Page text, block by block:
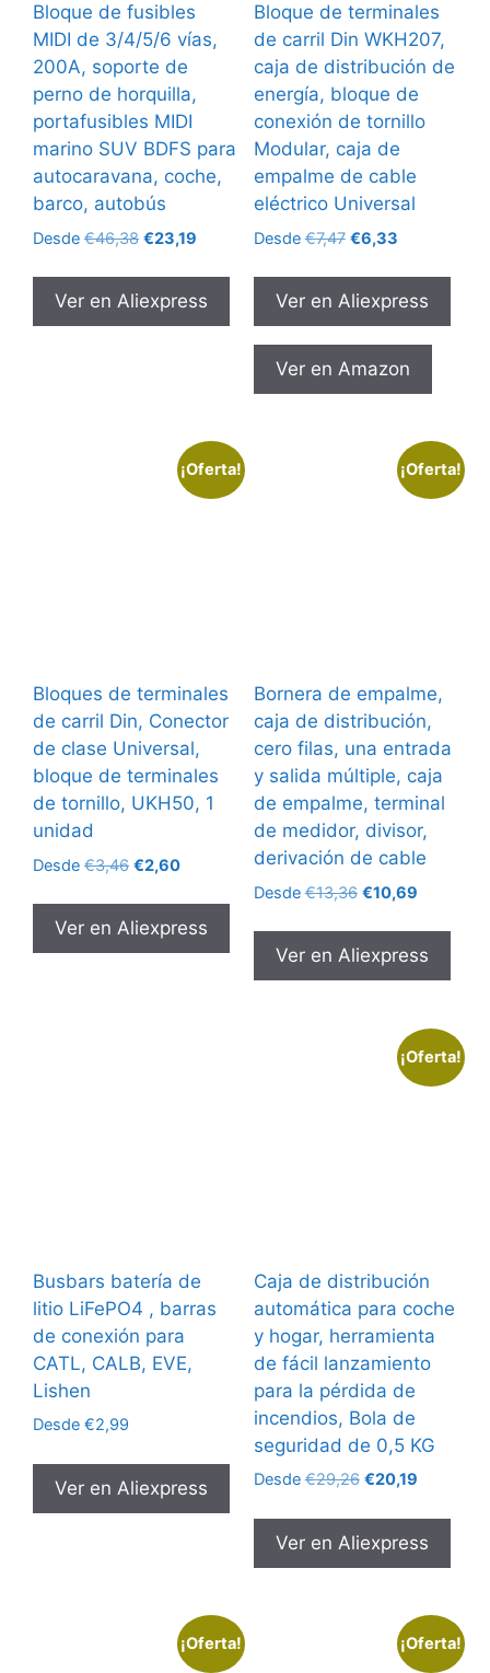
Bloque de fusibles
MIDI de 3/4/5/6 vías,
200A, soporte de
perno de horquilla,
portafusibles MIDI
marino SUV BDFS para
autocaravana, coche,
barco, autobús
Desde €46,38 El
original
era:
€46,38.
€23,19
actual
es:
€23,19.
Ver en Aliexpress
Bloque de terminales
de carril Din WKH207,
caja de distribución de
energía, bloque de
conexión de tornillo
Modular, caja de
empalme de cable
eléctrico Universal
Desde€7,47 El
original
era:
€7,47.
€6,33El
actual
es:
€6,33.
Ver en Aliexpress
Ver en Amazon
¡Oferta!
Bloques de terminales
de carril Din, Conector
de clase Universal,
bloque de terminales
de tornillo, UKH50, 1
unidad
Desde €3,46 El
original
era:
€3,46.
€2,60El
actual
es:
€2,60.
Ver en Aliexpress
¡Oferta!
Bornera de empalme,
caja de distribución,
cero filas, una entrada
y salida múltiple, caja
de empalme, terminal
de medidor, divisor,
derivación de cable
Desde€13,36 El
original
era:
€13,36.
€10,69El
actual
es:
€10,69.
Ver en Aliexpress
Busbars batería de
litio LiFePO4 , barras
de conexión para
CATL, CALB, EVE,
Lishen
Desde €2,99
Ver en Aliexpress
¡Oferta!
Caja de distribución
automática para coche
y hogar, herramienta
de fácil lanzamiento
para la pérdida de
incendios, Bola de
seguridad de 0,5 KG
Desde€29,26 El
original
era:
€29,26.
€20,19El
actual
es:
€20,19.
Ver en Aliexpress
¡Oferta! ¡Oferta!